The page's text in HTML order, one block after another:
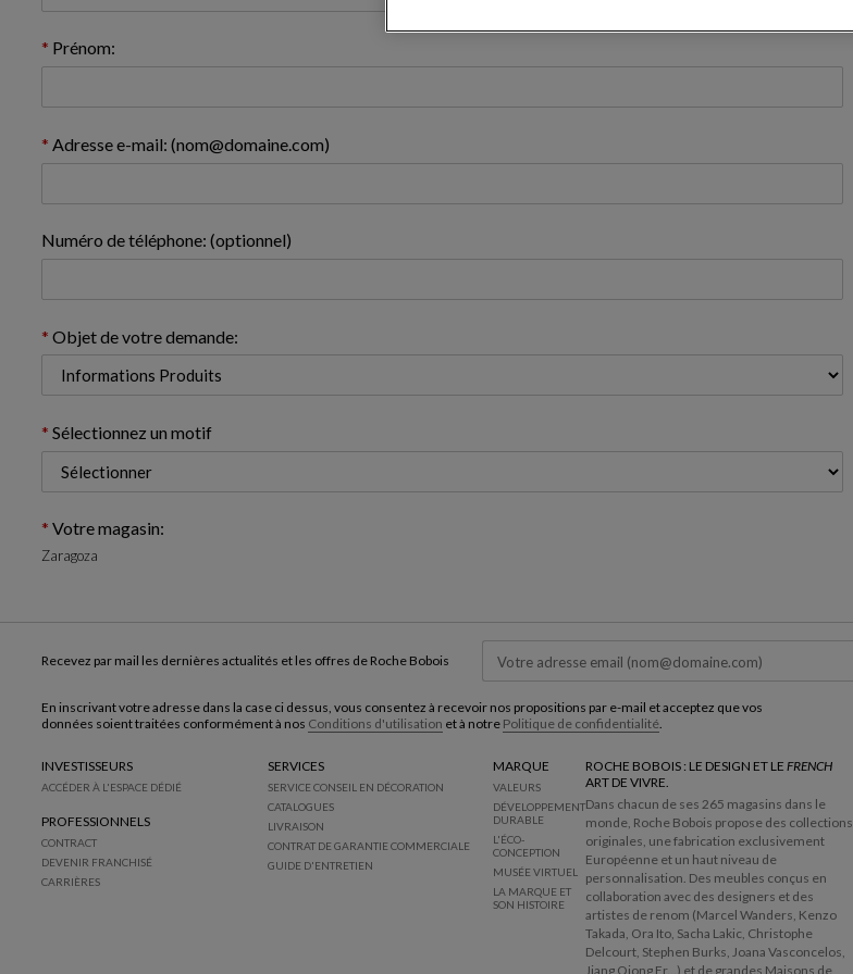
Prénom:
Adresse e-mail: (nom@domaine.com)
Numéro de téléphone: (optionnel)
Objet de votre demande:
Sélectionnez un motif
Votre magasin:
Zaragoza
Recevez par mail les dernières actualités et les offres de Roche Bobois
En inscrivant votre adresse dans la case ci dessus, vous consentez à recevoir nos propositions par e-mail et acceptez que vos
données soient traitées conformément à nos Conditions d'utilisation et à notre Politique de confidentialité
INVESTISSEURS
ACCÉDER À L'ESPACE DÉDIÉ
PROFESSIONNELS
CONTRACT
DEVENIR FRANCHISÉ
CARRIÈRES
SERVICES
SERVICE CONSEIL EN DÉCORATION
CATALOGUES
LIVRAISON
CONTRAT DE GARANTIE COMMERCIALE
GUIDE D'ENTRETIEN
MARQUE
VALEURS
DÉVELOPPEMENT
DURABLE
L'ÉCO-
CONCEPTION
MUSÉE VIRTUEL
LA MARQUE ET
SON HISTOIRE
ROCHE BOBOIS : LE DESIGN ET LE FRENCH
ART DE VIVRE.
Dans chacun de ses 265 magasins dans le
monde, Roche Bobois propose des collections
originales, une fabrication exclusivement
Européenne et un haut niveau de
personnalisation. Des meubles conçus en
collaboration avec des designers et des
artistes de renom (Marcel Wanders, Kenzo
Takada, Ora Ito, Sacha Lakic, Christophe
Delcourt, Stephen Burks, Joana Vasconcelos,
Jiang Qiong Er...) et de grandes Maisons de